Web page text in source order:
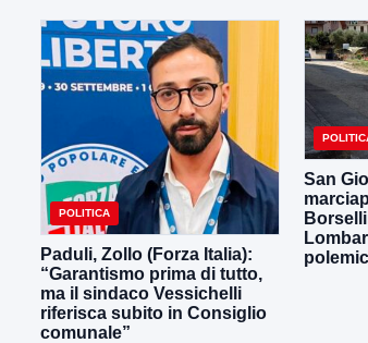
POLITICA
Paduli, Zollo (Forza Italia):
“Garantismo prima di tutto,
ma il sindaco Vessichelli
riferisca subito in Consiglio
comunale”
San